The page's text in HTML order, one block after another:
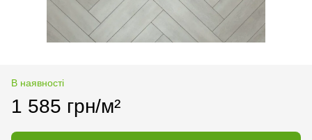
В наявності
1 585 грн/м²